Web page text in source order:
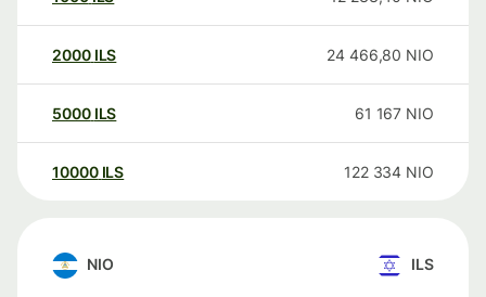
2000 ILS 24 466,80 NIO
5000 ILS 61 167 NIO
10000 ILS 122 334 NIO
NIO ILS